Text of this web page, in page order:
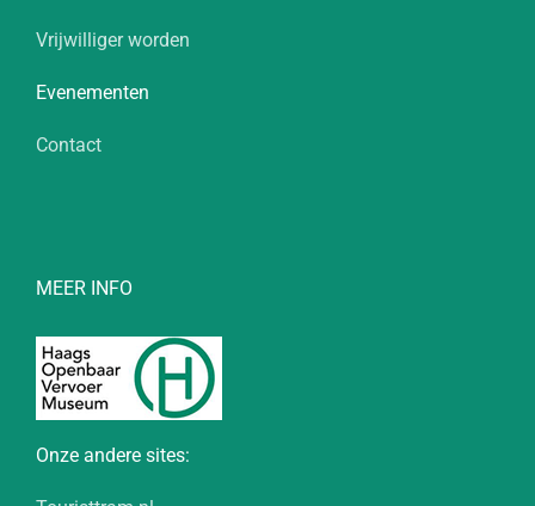
Vrijwilliger worden
Evenementen
Contact
MEER INFO
Onze andere sites: